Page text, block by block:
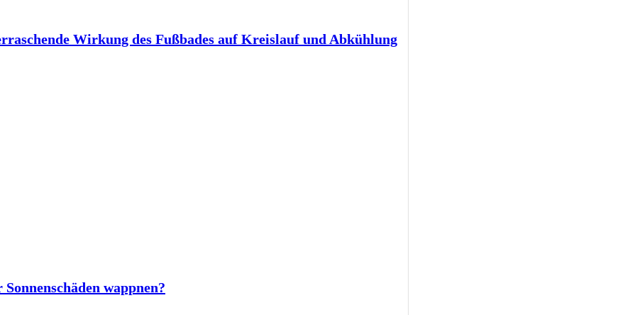
Wirkung des Fußbades auf Kreislauf und Abkühlung
wappnen?